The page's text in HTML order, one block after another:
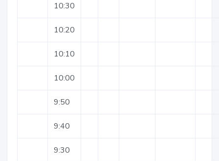
10:30
10:20
10:10
10:00
9:50
9:40
9:30